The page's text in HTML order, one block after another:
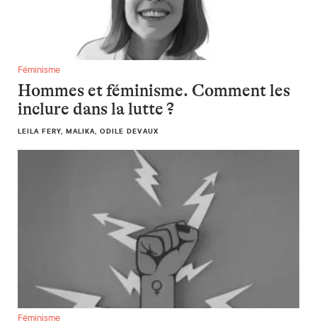
Hommes et féminisme. Comment les inclure dans la lutte ?
Féminisme
Hommes et féminisme. Comment les
inclure dans la lutte ?
LEILA FERY, MALIKA, ODILE DEVAUX
La non-mixité masculine, miroir de la non-mixité féminine ?
Féminisme